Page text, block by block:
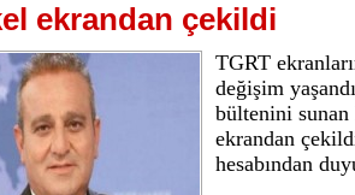
ekrandan çekildi
TGRT
değişim
bültenini sunan
ekrandan
hesabından
Gülistan
Allah'tan